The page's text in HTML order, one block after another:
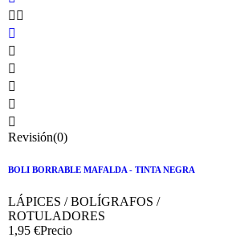
 






Revisión(0)
BOLI BORRABLE MAFALDA - TINTA NEGRA
LÁPICES / BOLÍGRAFOS /
ROTULADORES
1,95 €Precio